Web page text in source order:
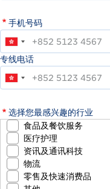
手机号码
专线电话
选择您最感兴趣的行业
食品及餐饮服务
医疗护理
资讯及通讯科技
物流
零售及快速消费品